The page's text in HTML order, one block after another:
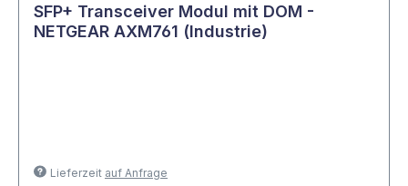
SFP+ Transceiver Modul mit DOM -
NETGEAR AXM761 (Industrie)
Lieferzeit auf Anfrage